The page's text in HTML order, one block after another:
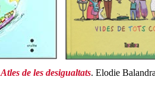
Atles de les desigualtats. Elodie